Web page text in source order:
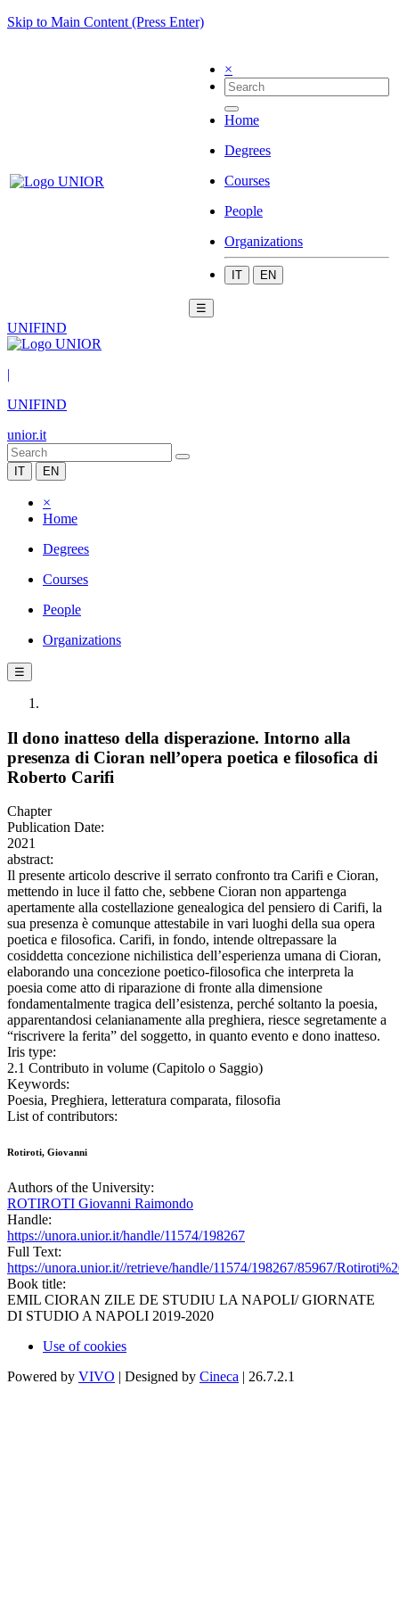
Skip to Main Content (Press Enter)
×
Home
Degrees
Courses
People
Organizations
IT EN
☰
UNIFIND
|
UNIFIND
unior.it
IT EN
×
Home
Degrees
Courses
People
Organizations
☰
Il dono inatteso della disperazione. Intorno alla
presenza di Cioran nell’opera poetica e filosofica di
Roberto Carifi
Chapter
Publication Date:
2021
abstract:
Il presente articolo descrive il serrato confronto tra Carifi e Cioran,
mettendo in luce il fatto che, sebbene Cioran non appartenga
apertamente alla costellazione genealogica del pensiero di Carifi, la
sua presenza è comunque attestabile in vari luoghi della sua opera
poetica e filosofica. Carifi, in fondo, intende oltrepassare la
cosiddetta concezione nichilistica dell’esperienza umana di Cioran,
elaborando una concezione poetico-filosofica che interpreta la
poesia come atto di riparazione di fronte alla dimensione
fondamentalmente tragica dell’esistenza, perché soltanto la poesia,
apparentandosi celanianamente alla preghiera, riesce segretamente a
“riscrivere la ferita” del soggetto, in quanto evento e dono inatteso.
Iris type:
2.1 Contributo in volume (Capitolo o Saggio)
Keywords:
Poesia, Preghiera, letteratura comparata, filosofia
List of contributors:
Rotiroti, Giovanni
Authors of the University:
ROTIROTI Giovanni Raimondo
Handle:
https://unora.unior.it/handle/11574/198267
Full Text:
https://unora.unior.it//retrieve/handle/11574/198267/85967/
Book title:
EMIL CIORAN ZILE DE STUDIU LA NAPOLI/ GIORNATE
DI STUDIO A NAPOLI 2019-2020
Use of cookies
Powered by VIVO | Designed by Cineca | 26.7.2.1